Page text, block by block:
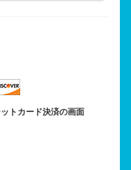
トカード決済の画面